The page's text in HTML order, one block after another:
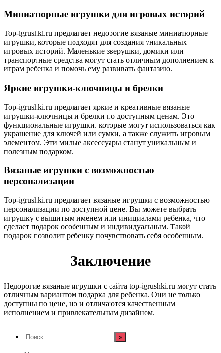
Миниатюрные игрушки для игровых историй
Top-igrushki.ru предлагает недорогие вязаные миниатюрные
игрушки, которые подходят для создания уникальных
игровых историй. Маленькие зверушки, домики или
транспортные средства могут стать отличным дополнением к
играм ребенка и помочь ему развивать фантазию.
Яркие игрушки-ключницы и брелки
Top-igrushki.ru предлагает яркие и креативные вязаные
игрушки-ключницы и брелки по доступным ценам. Это
функциональные игрушки, которые могут использоваться как
украшение для ключей или сумки, а также служить игровым
элементом. Эти милые аксессуары станут уникальным и
полезным подарком.
Вязаные игрушки с возможностью
персонализации
Top-igrushki.ru предлагает вязаные игрушки с возможностью
персонализации по доступной цене. Вы можете выбрать
игрушку с вышитым именем или инициалами ребенка, что
сделает подарок особенным и индивидуальным. Такой
подарок позволит ребенку почувствовать себя особенным.
Заключение
Недорогие вязаные игрушки с сайта top-igrushki.ru могут стать
отличным вариантом подарка для ребенка. Они не только
доступны по цене, но и отличаются качественным
исполнением и привлекательным дизайном.